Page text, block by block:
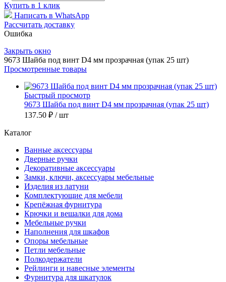
Купить в 1 клик
Написать в WhatsApp
Рассчитать доставку
Ошибка
Закрыть окно
9673 Шайба под винт D4 мм прозрачная (упак 25 шт)
Просмотренные товары
Быстрый просмотр
9673 Шайба под винт D4 мм прозрачная (упак 25 шт)
137.50 ₽ / шт
Каталог
Ванные аксессуары
Дверные ручки
Декоративные аксессуары
Замки, ключи, аксессуары мебельные
Изделия из латуни
Комплектующие для мебели
Крепёжная фурнитура
Крючки и вешалки для дома
Мебельные ручки
Наполнения для шкафов
Опоры мебельные
Петли мебельные
Полкодержатели
Рейлинги и навесные элементы
Фурнитура для шкатулок